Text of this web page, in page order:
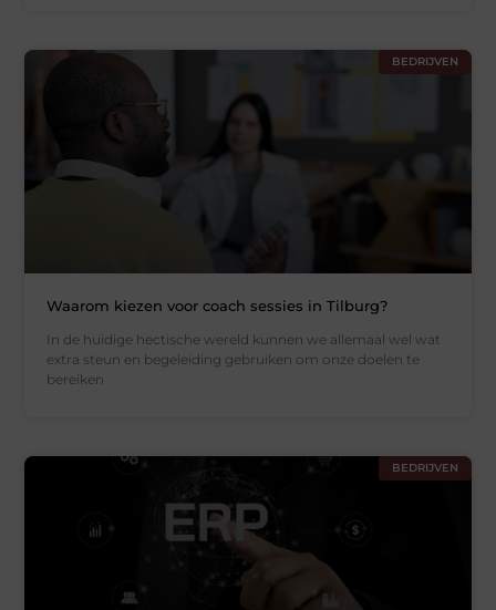
BEDRIJVEN
Waarom kiezen voor coach sessies in Tilburg?
In de huidige hectische wereld kunnen we allemaal wel wat
extra steun en begeleiding gebruiken om onze doelen te
bereiken
BEDRIJVEN